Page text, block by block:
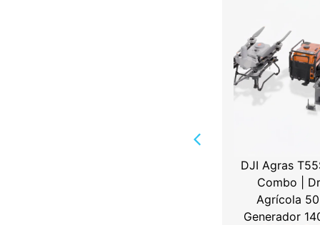
DJI Agras
Combo |
Agrícola
Generador